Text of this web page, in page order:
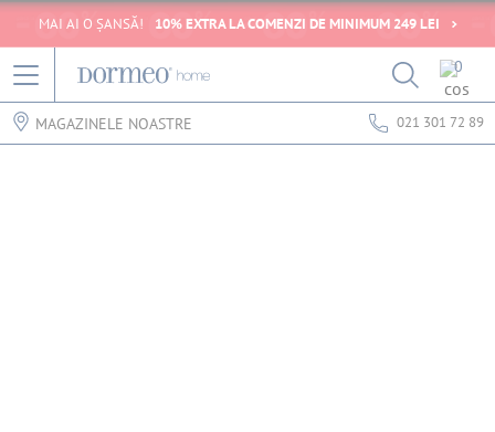
MAI AI O ȘANSĂ! 10% EXTRA LA COMENZI DE MINIMUM 249 LEI
0
MAGAZINELE NOASTRE 021 301 72 89